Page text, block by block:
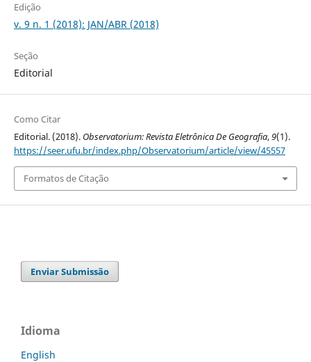
Edição
v. 9 n. 1 (2018): JAN/ABR (2018)
Seção
Editorial
Como Citar
Editorial. (2018). Observatorium: Revista Eletrônica De Geografia,9(1).
https://seer.ufu.br/index.php/Observatorium/article/view/45557
Formatos de Citação
Enviar Submissão
Idioma
English